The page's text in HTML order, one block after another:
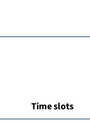
Time slots